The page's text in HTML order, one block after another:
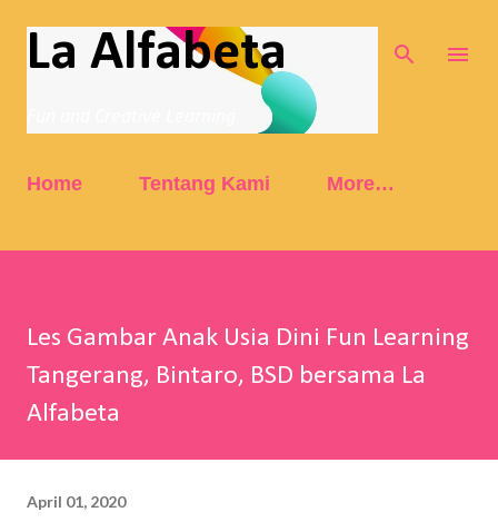
Skip to main content
La Alfabeta
Home Tentang Kami More…
Les Gambar Anak Usia Dini Fun Learning
Tangerang, Bintaro, BSD bersama La
Alfabeta
April 01, 2020